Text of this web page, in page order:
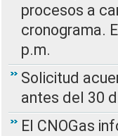
procesos a
cronograma.
p.m.
Solicitud
antes del 30
El CNOGas